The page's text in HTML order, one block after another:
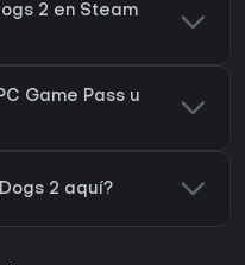
2 en Steam
Game Pass u
2 aquí?